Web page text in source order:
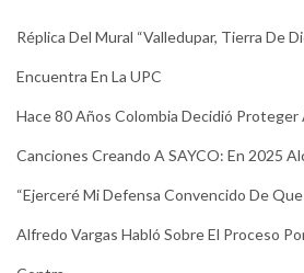
Réplica Del Mural “Valledupar, Tierra De
Encuentra En La UPC
Hace 80 Años Colombia Decidió Proteger
Canciones Creando A SAYCO: En 2025
“Ejerceré Mi Defensa Convencido De
Alfredo Vargas Habló Sobre El Proceso